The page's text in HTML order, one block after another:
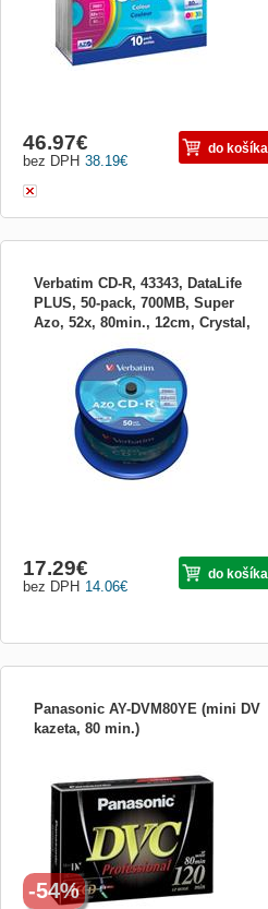
38.19€
bez DPH
46.97€ do košíka
Verbatim CD-R, 43343, DataLife
PLUS, 50-pack, 700MB, Super
Azo, 52x, 80min., 12cm, Crystal,
50 CD medií, které nabízí maximální
rychlost zápisu až 52x, kapacitu 700 MB a
vynikající odolnost vůči UV záření.
ZÁKLADNÍ SPECIFIKACE Kapacita: 700
MB Počet disků v balení: 50 Max.
zapisovací rychlost: 52x
14.06€
bez DPH
17.29€ do košíka
Panasonic AY-DVM80YE (mini DV
kazeta, 80 min.)
digitálne kamery. Záznam 80 minút táto
doba sa predlžuje na dobu 120 minút pri
zázname v režime LP.
-54%